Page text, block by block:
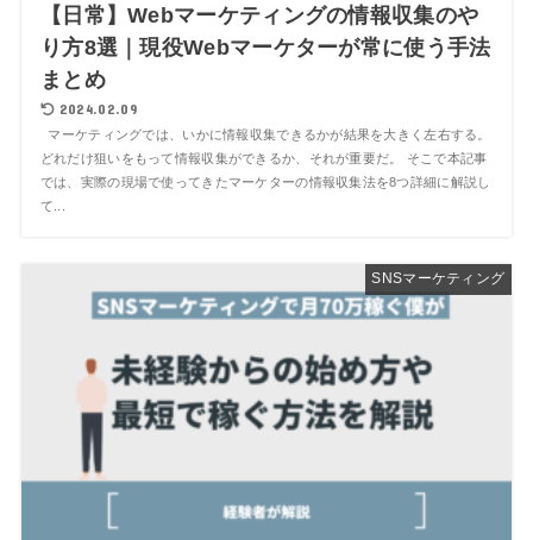
【日常】Webマーケティングの情報収集のや
り方8選｜現役Webマーケターが常に使う手法
まとめ
2024.02.09
マーケティングでは、いかに情報収集できるかが結果を大きく左右する。
どれだけ狙いをもって情報収集ができるか、それが重要だ。 そこで本記事
では、実際の現場で使ってきたマーケターの情報収集法を8つ詳細に解説し
て...
SNSマーケティング